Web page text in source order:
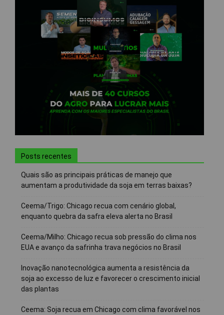
Posts recentes
Quais são as principais práticas de manejo que
aumentam a produtividade da soja em terras baixas?
Ceema/Trigo: Chicago recua com cenário global,
enquanto quebra da safra eleva alerta no Brasil
Ceema/Milho: Chicago recua sob pressão do clima nos
EUA e avanço da safrinha trava negócios no Brasil
Inovação nanotecnológica aumenta a resistência da
soja ao excesso de luz e favorecer o crescimento inicial
das plantas
Ceema: Soja recua em Chicago com clima favorável nos